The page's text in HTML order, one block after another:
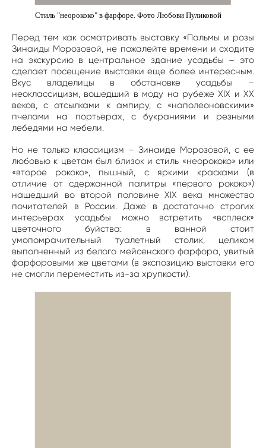
Стиль "неорококо" в фарфоре. Фото Любови Пуликовой
Перед тем как осматривать выставку «Пальмы и розы
Зинаиды Морозовой, не пожалейте времени и сходите
на экскурсию в центральное здание усадьбы – это
сделает посещение выставки еще более интересным.
Вкус владелицы в обстановке усадьбы –
неоклассицизм, вошедший в моду на рубеже XIX и ХХ
веков, с отсылками к ампиру, с «наполеоновскими»
пчелами на портьерах, с букраниями и резными
лебедями на мебели.
Но не только классицизм – Зинаиде Морозовой, с ее
любовью к цветам был близок и стиль «неорококо» или
«второе рококо», пышный, с яркими красками (в
отличие от сдержанной палитры «первого рококо»)
нашедший во второй половине XIX века множество
почитателей в России. Даже в достаточно строгих
интерьерах усадьбы можно встретить «всплеск»
цветочного буйства: в ванной стоит
умопомрачительный туалетный столик, целиком
выполненный из белого мейсенского фарфора, увитый
фарфоровыми же цветами (в экспозицию выставки его
не смогли переместить из-за хрупкости).